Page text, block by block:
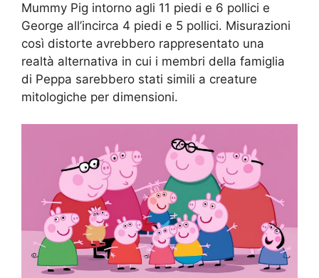
Mummy Pig intorno agli 11 piedi e 6 pollici e
George all’incirca 4 piedi e 5 pollici. Misurazioni
così distorte avrebbero rappresentato una
realtà alternativa in cui i membri della famiglia
di Peppa sarebbero stati simili a creature
mitologiche per dimensioni.